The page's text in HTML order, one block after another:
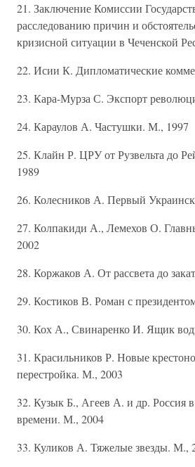
21. Заключение Комиссии
расследованию причин и
кризисной ситуации в Чеченской
22. Исии К. Дипломатические
23. Кара-Мурза С. Экспорт
24. Караулов А. Частушки. М., 1997
25. Клайн Р. ЦРУ от Рузвельта до
1989
26. Колесников А. Первый
27. Колпакиди А., Лемехов О.
2002
28. Коржаков А. От рассвета до
29. Костиков В. Роман с
30. Кох А., Свинаренко И. Ящик
31. Красильников Р. Новые
перестройка. М., 2003
32. Кузык Б., Агеев А. и др. Россия в
времени. М., 2004
33. Куликов А. Тяжелые звезды. М.,